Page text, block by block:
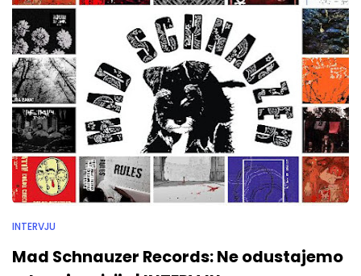
INTERVJU
Mad Schnauzer Records: Ne odustajemo